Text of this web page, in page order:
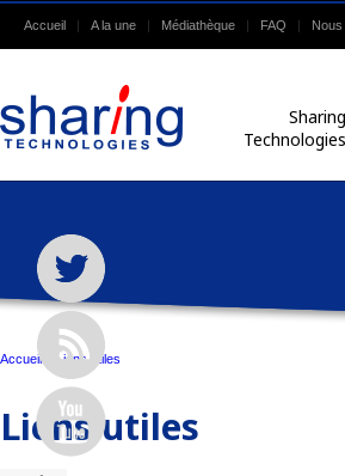
Accueil A la une Médiathèque FAQ
Sharing
Technologies
Accueil Liens utiles
Liens utiles